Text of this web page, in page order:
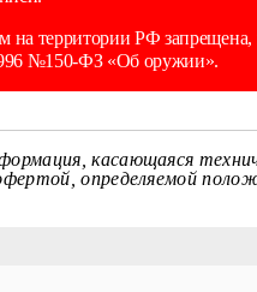
на территории РФ
№150-ФЗ «Об оружии».
касающаяся
офертой, определяемой